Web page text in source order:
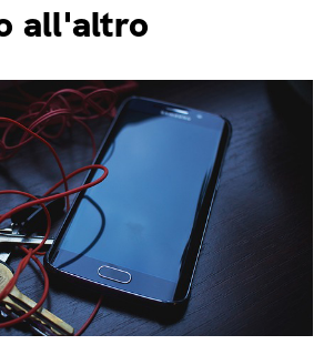
all'altro